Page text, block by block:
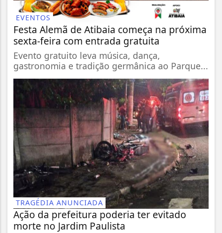
EVENTOS
Festa Alemã de Atibaia começa na próxima
sexta-feira com entrada gratuita
Evento gratuito leva música, dança,
gastronomia e tradição germânica ao Parque...
TRAGÉDIA ANUNCIADA
Ação da prefeitura poderia ter evitado
morte no Jardim Paulista